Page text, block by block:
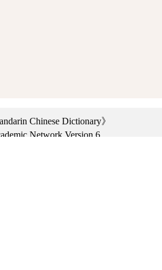
Chinese Dictionary》
Network Version 6